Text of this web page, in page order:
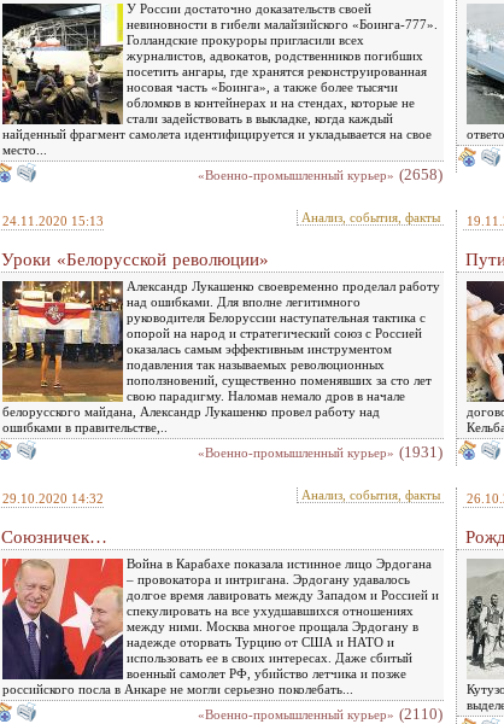
У России достаточно доказательств своей
невиновности в гибели малайзийского «Боинга-777».
Голландские прокуроры пригласили всех
журналистов, адвокатов, родственников погибших
посетить ангары, где хранятся реконструированная
носовая часть «Боинга», а также более тысячи
обломков в контейнерах и на стендах, которые не
стали задействовать в выкладке, когда каждый
найденный фрагмент самолета идентифицируется и укладывается на свое
место...
«Военно-промышленный курьер» (2658)
24.11.2020 15:13 Анализ, события, факты
Уроки «Белорусской революции»
Александр Лукашенко своевременно проделал работу
над ошибками. Для вполне легитимного
руководителя Белоруссии наступательная тактика с
опорой на народ и стратегический союз с Россией
оказалась самым эффективным инструментом
подавления так называемых революционных
поползновений, существенно поменявших за сто лет
свою парадигму. Наломав немало дров в начале
белорусского майдана, Александр Лукашенко провел работу над
ошибками в правительстве,..
«Военно-промышленный курьер» (1931)
29.10.2020 14:32 Анализ, события, факты
Союзничек…
Война в Карабахе показала истинное лицо Эрдогана
– провокатора и интригана. Эрдогану удавалось
долгое время лавировать между Западом и Россией и
спекулировать на все ухудшавшихся отношениях
между ними. Москва многое прощала Эрдогану в
надежде оторвать Турцию от США и НАТО и
использовать ее в своих интересах. Даже сбитый
военный самолет РФ, убийство летчика и позже
российского посла в Анкаре не могли серьезно поколебать...
«Военно-промышленный курьер» (2110)